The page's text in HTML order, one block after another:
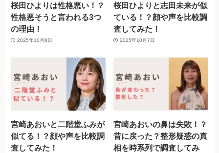
桜田ひよりは性格悪い！？
性格悪そうと言われる3つ
の理由！
2025年10月8日
桜田ひよりと志田未来が似
ている！？顔や声を比較調
査してみた！
2025年10月7日
宮崎あおいと二階堂ふみが
似てる！？顔や声を比較調
査してみた！
宮崎あおいの鼻は失敗！？
昔に戻った？整形疑惑の真
相を時系列で調査してみ